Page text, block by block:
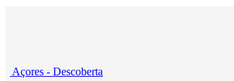
Açores - Descoberta